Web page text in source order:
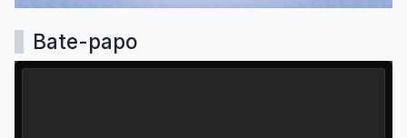
Bate-papo